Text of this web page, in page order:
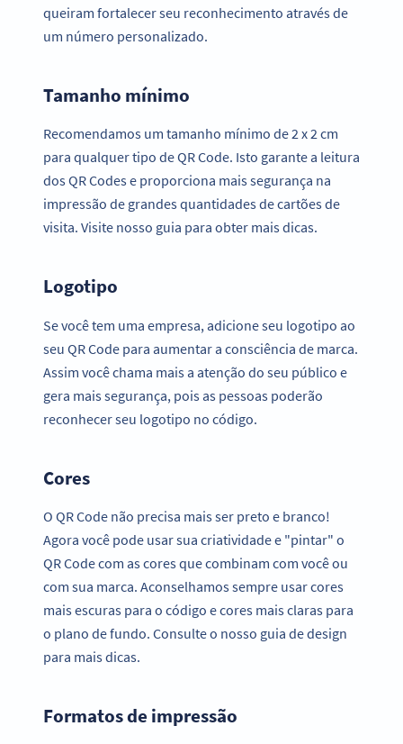
queiram fortalecer seu reconhecimento através de
um número personalizado.
Tamanho mínimo
Recomendamos um tamanho mínimo de 2 x 2 cm
para qualquer tipo de QR Code. Isto garante a leitura
dos QR Codes e proporciona mais segurança na
impressão de grandes quantidades de cartões de
visita. Visite nosso guia para obter mais dicas.
Logotipo
Se você tem uma empresa, adicione seu logotipo ao
seu QR Code para aumentar a consciência de marca.
Assim você chama mais a atenção do seu público e
gera mais segurança, pois as pessoas poderão
reconhecer seu logotipo no código.
Cores
O QR Code não precisa mais ser preto e branco!
Agora você pode usar sua criatividade e "pintar" o
QR Code com as cores que combinam com você ou
com sua marca. Aconselhamos sempre usar cores
mais escuras para o código e cores mais claras para
o plano de fundo. Consulte o nosso guia de design
para mais dicas.
Formatos de impressão